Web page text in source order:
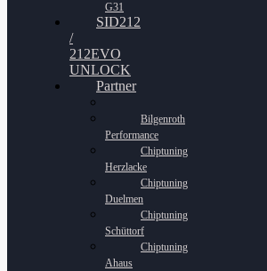
G31
SID212
/
212EVO
UNLOCK
Partner
Bilgenroth
Performance
Chiptuning
Herzlacke
Chiptuning
Duelmen
Chiptuning
Schüttorf
Chiptuning
Ahaus